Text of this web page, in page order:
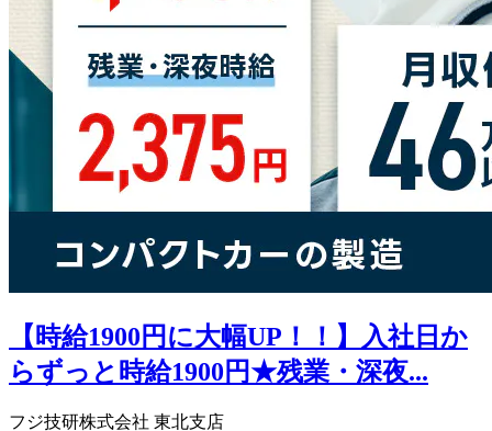
【時給1900円に大幅UP！！】入社日か
らずっと時給1900円★残業・深夜...
フジ技研株式会社 東北支店